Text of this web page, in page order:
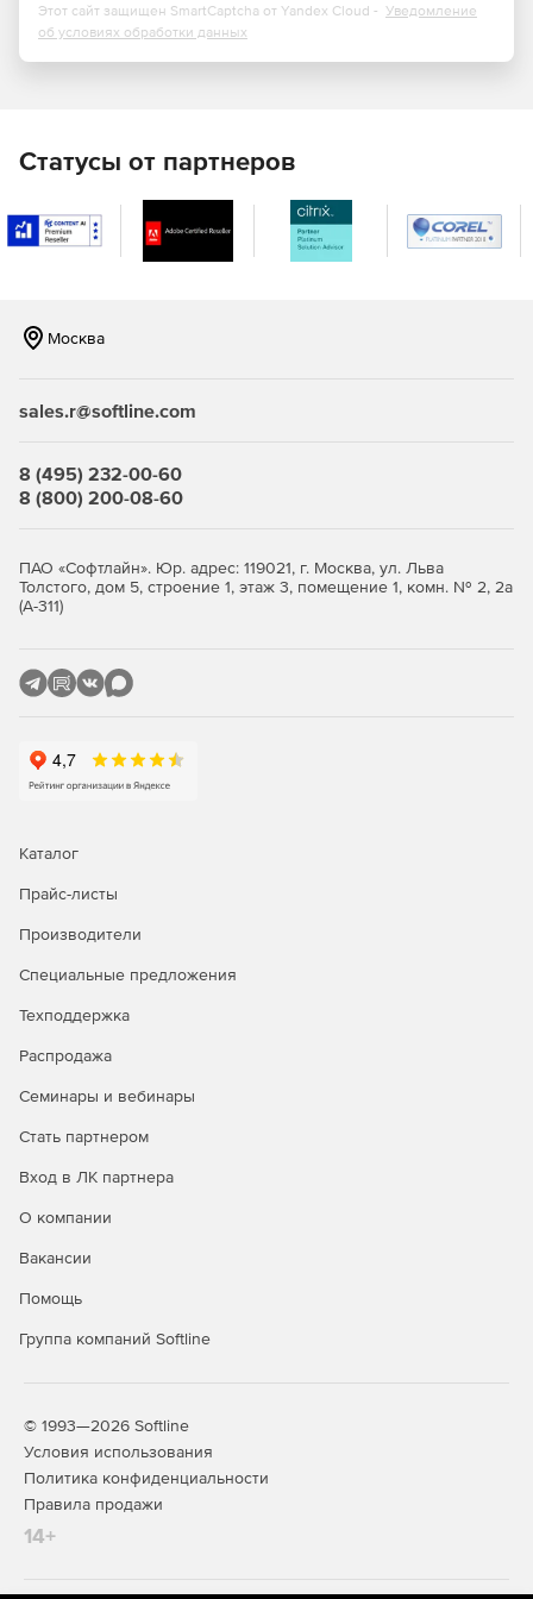
(Milter протокол) для интеграции с ИБ-решениями
(Kaspersky, DrWeb, Infowatch).
Этот сайт защищен SmartCaptcha от Yandex Cloud - Уведомление
об условиях обработки данных
Статусы от партнеров
Москва
sales.r@softline.com
8 (495) 232-00-60
8 (800) 200-08-60
ПАО «Софтлайн». Юр. адрес: 119021, г. Москва, ул. Льва
Толстого, дом 5, строение 1, этаж 3, помещение 1, комн. № 2, 2а
(А-311)
Каталог
Прайс-листы
Производители
Специальные предложения
Техподдержка
Распродажа
Семинары и вебинары
Стать партнером
Вход в ЛК партнера
О компании
Вакансии
Помощь
Группа компаний Softline
© 1993—2026 Softline
Условия использования
Политика конфиденциальности
Правила продажи
14+